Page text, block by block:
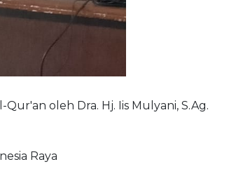
oleh Dra. Hj. Iis Mulyani, S.Ag.
Raya